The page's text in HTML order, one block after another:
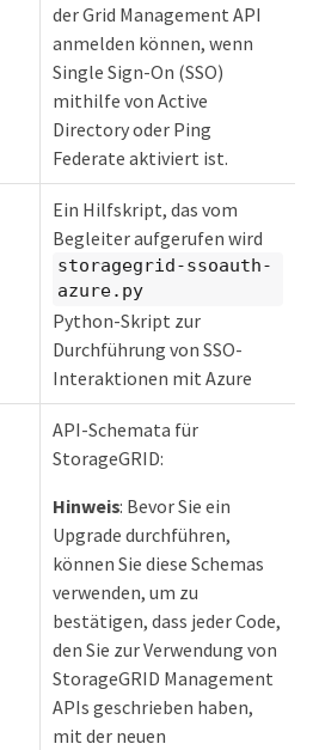
der Grid Management API
anmelden können, wenn
Single Sign-On (SSO)
mithilfe von Active
Directory oder Ping
Federate aktiviert ist.
Ein Hilfskript, das vom
Begleiter aufgerufen wird
storagegrid-ssoauth-
azure.py
Python-Skript zur
Durchführung von SSO-
Interaktionen mit Azure
API-Schemata für
StorageGRID:
Hinweis: Bevor Sie ein
Upgrade durchführen,
können Sie diese Schemas
verwenden, um zu
bestätigen, dass jeder Code,
den Sie zur Verwendung von
StorageGRID Management
APIs geschrieben haben,
mit der neuen